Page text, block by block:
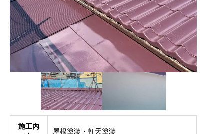
施工内
屋根塗装・軒天塗装